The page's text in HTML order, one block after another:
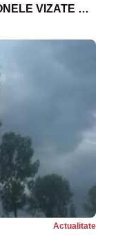
VIZATE DE
Actualitate